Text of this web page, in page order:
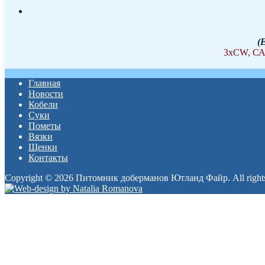
3хCW,
Главная
Новости
Кобели
Суки
Пометы
Вязки
Щенки
Контакты
Copyright © 2026 Питомник доберманов Ютланд Файр. All